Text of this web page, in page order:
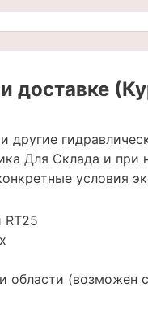
доставке
другие
Для Склада и
условия
RT25
области (возможен